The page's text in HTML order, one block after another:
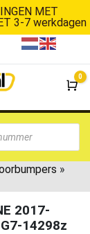
MET
3-7 werkdagen
0
»
2017-
14298z